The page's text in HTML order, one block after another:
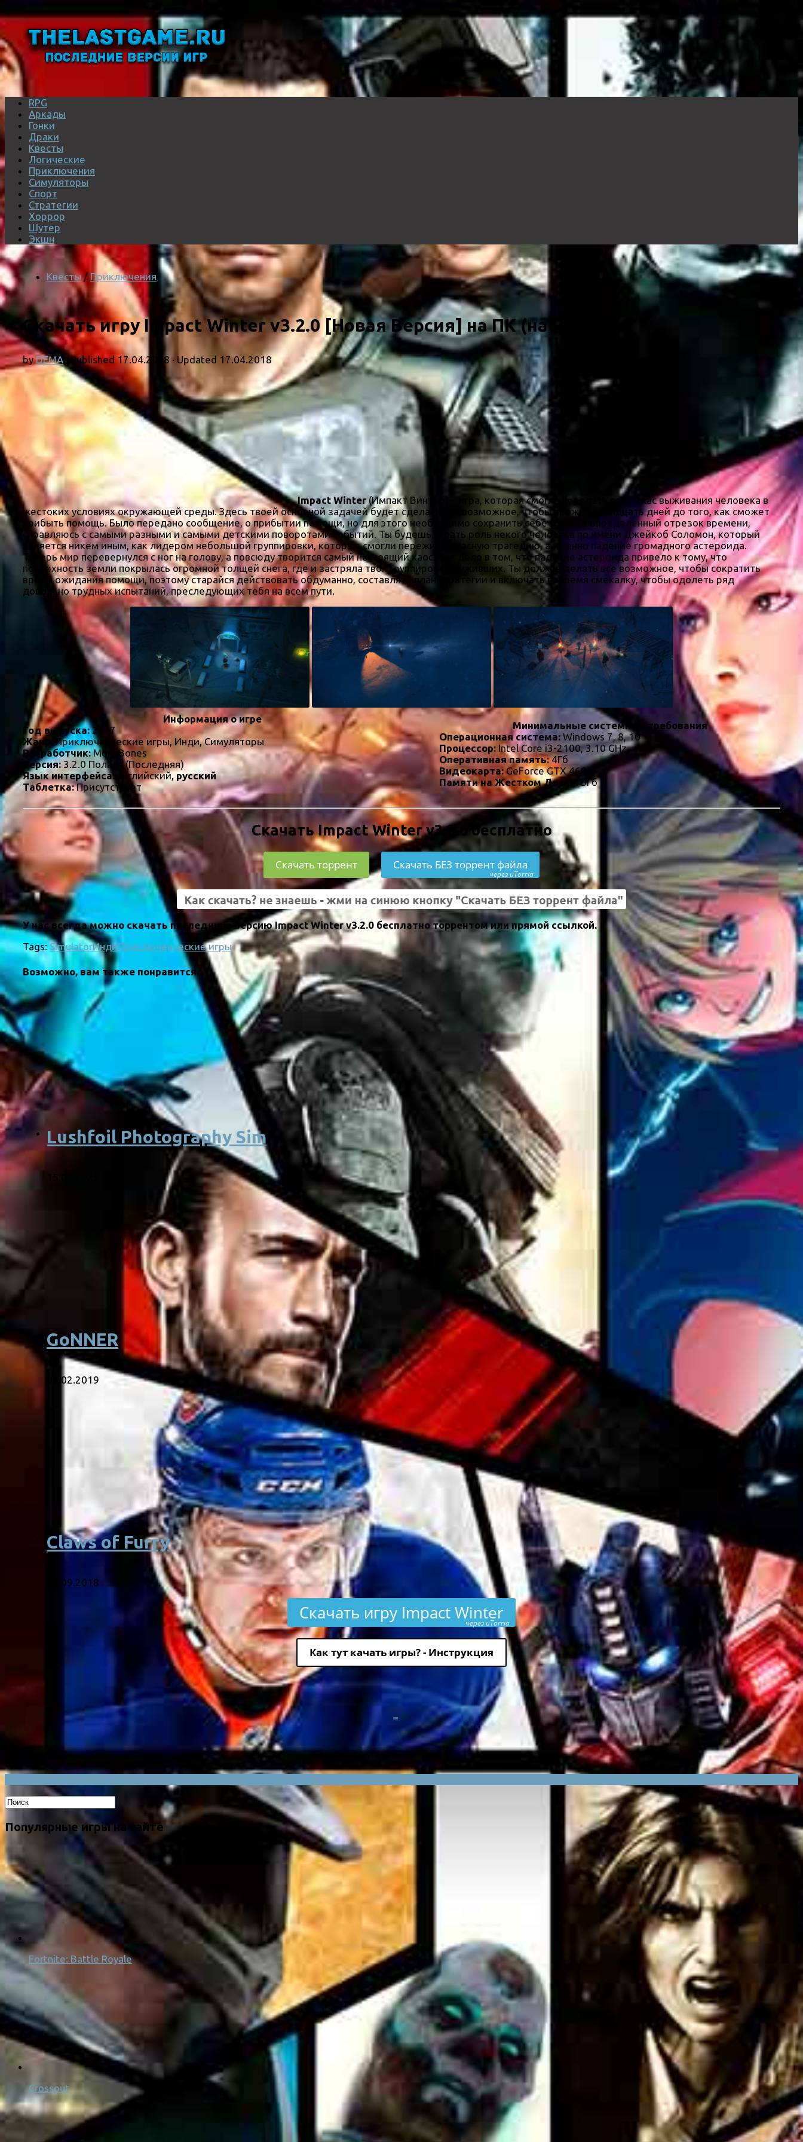
RPG
Аркады
Гонки
Драки
Квесты
Логические
Приключения
Симуляторы
Спорт
Стратегии
Хоррор
Шутер
Экшн
Квесты / Приключения
Скачать игру Impact Winter v3.2.0 [Новая Версия] на ПК (на Русском)
byDEMA · Published17.04.2018 · Updated 17.04.2018
Impact Winter(Импакт Винтер) – игра, которая смогла передать весь ужас выживания человека в
жестоких условиях окружающей среды. Здесь твоей основной задачей будет сделать все возможное, чтобы прожить тридцать дней до того, как сможет
прибыть помощь. Было передано сообщение, о прибытии помощи, но для этого необходимо сохранить себе жизнь в определенный отрезок времени,
справляюсь с самыми разными и самыми детскими поворотами событий. Ты будешь играть роль некого человека по имени Джейкоб Соломон, который
является никем иным, как лидером небольшой группировки, которые смогли пережить ужасную трагедию, а именно падение громадного астероида.
Теперь мир перевернулся с ног на голову, а повсюду творится самый настоящий хаос. Все дело в том, что падение астероида привело к тому, что
поверхность земли покрылась огромной толщей снега, где и застряла твоя группировка выживших. Ты должен делать все возможное, чтобы сократить
время ожидания помощи, поэтому старайся действовать обдуманно, составлять план стратегии и включать вовремя смекалку, чтобы одолеть ряд
довольно трудных испытаний, преследующих тебя на всем пути.
Информация о игре
Год выпуска:2017
Жанр:
Приключенческие игры, Инди, Симуляторы
Разработчик:Mojo Bones
Версия:3.2.0 Полная (Последняя)
Язык интерфейса: английский, русский
Таблетка:Присутствует
Минимальные системные требования
Операционная система: Windows 7, 8, 10
Процессор: Intel Core i3-2100, 3.10 GHz
Оперативная память:4Гб
Видеокарта:GeForce GTX 460
Памяти на Жестком Диске:
5Гб
Скачать Impact Winter v3.2.0 бесплатно
Скачать торрент Скачать БЕЗ торрент файла
через uTorria
У нас всегда можно скачать последнюю версию Impact Winter v3.2.0 бесплатно торрентом или прямой ссылкой.
Tags: SimulatorИндиПриключенческие игры
Возможно, вам также понравится:
Lushfoil Photography Sim
15.08.2025
GoNNER
03.02.2019
Claws of Furry
04.09.2018
Скачать игру Impact Winter
через uTorria
Как тут качать игры? - Инструкция
Популярные игры на сайте
Fortnite: Battle Royale
Crossout